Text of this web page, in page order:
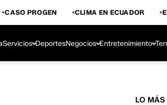
CASO PROGEN CLIMA EN ECUADOR
Servicios DeportesNegocios Entretenimiento
LO MÁS